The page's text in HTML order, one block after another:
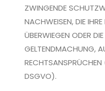
ZWINGENDE
NACHWEISEN, DIE IHRE
ÜBERWIEGEN ODER
GELTENDMACHUNG,
DSGVO).